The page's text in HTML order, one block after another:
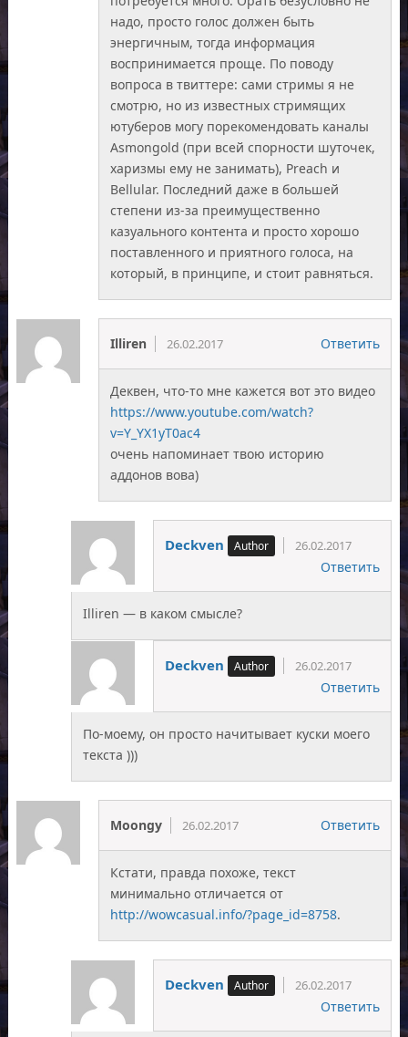
надо, просто голос должен быть
энергичным, тогда информация
воспринимается проще. По поводу
вопроса в твиттере: сами стримы я не
смотрю, но из известных стримящих
ютуберов могу порекомендовать каналы
Asmongold (при всей спорности шуточек,
харизмы ему не занимать), Preach и
Bellular. Последний даже в большей
степени из-за преимущественно
казуального контента и просто хорошо
поставленного и приятного голоса, на
который, в принципе, и стоит равняться.
Illiren 26.02.2017 Ответить
Деквен, что-то мне кажется вот это видео
https://www.youtube.com/watch?
v=Y_YX1yT0ac4
очень напоминает твою историю
аддонов вова)
Deckven 26.02.2017
Ответить
Illiren — в каком смысле?
Deckven 26.02.2017
Ответить
По-моему, он просто начитывает куски моего
текста )))
Moongy 26.02.2017 Ответить
Кстати, правда похоже, текст
минимально отличается от
http://wowcasual.info/?page_id=8758.
Deckven 26.02.2017
Ответить